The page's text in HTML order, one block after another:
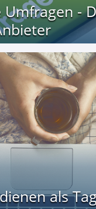
Umfragen -
als